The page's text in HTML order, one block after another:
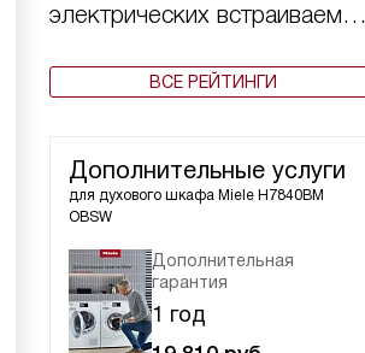
электрических встраиваемых
цене и качеству в 2025 году
ВСЕ РЕЙТИНГИ
Дополнительные услуги
для духового шкафа Miele H7840BM
OBSW
Дополнительная
гарантия
1 год